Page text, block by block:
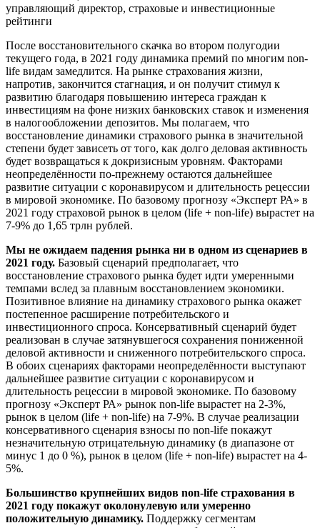
управляющий директор, страховые и инвестиционные
рейтинги
После восстановительного скачка во втором полугодии
текущего года, в 2021 году динамика премий по многим non-
life видам замедлится. На рынке страхования жизни,
напротив, закончится стагнация, и он получит стимул к
развитию благодаря повышению интереса граждан к
инвестициям на фоне низких банковских ставок и изменения
в налогообложении депозитов. Мы полагаем, что
восстановление динамики страхового рынка в значительной
степени будет зависеть от того, как долго деловая активность
будет возвращаться к докризисным уровням. Факторами
неопределённости по-прежнему остаются дальнейшее
развитие ситуации с коронавирусом и длительность рецессии
в мировой экономике. По базовому прогнозу «Эксперт РА» в
2021 году страховой рынок в целом (life + non-life) вырастет на
7-9% до 1,65 трлн рублей.
Мы не ожидаем падения рынка ни в одном из сценариев в
2021 году. Базовый сценарий предполагает, что
восстановление страхового рынка будет идти умеренными
темпами вслед за плавным восстановлением экономики.
Позитивное влияние на динамику страхового рынка окажет
постепенное расширение потребительского и
инвестиционного спроса. Консервативный сценарий будет
реализован в случае затянувшегося сохранения пониженной
деловой активности и сниженного потребительского спроса.
В обоих сценариях факторами неопределённости выступают
дальнейшее развитие ситуации с коронавирусом и
длительность рецессии в мировой экономике. По базовому
прогнозу «Эксперт РА» рынок non-life вырастет на 2-3%,
рынок в целом (life + non-life) на 7-9%. В случае реализации
консервативного сценария взносы по non-life покажут
незначительную отрицательную динамику (в диапазоне от
минус 1 до 0 %), рынок в целом (life + non-life) вырастет на 4-
5%.
Большинство крупнейших видов non-life страхования в
2021 году покажут околонулевую или умеренно
положительную динамику. Поддержку сегментам